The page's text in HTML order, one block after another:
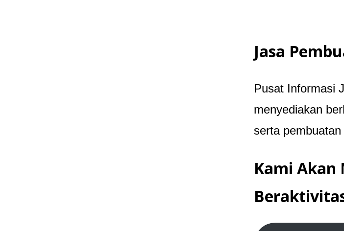
Jasa
Pusat Informasi
menyediakan
serta
Kami Akan